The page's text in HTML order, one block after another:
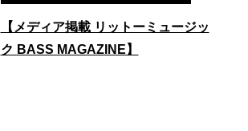
【メディア掲載 リットーミュージッ
ク BASS MAGAZINE】